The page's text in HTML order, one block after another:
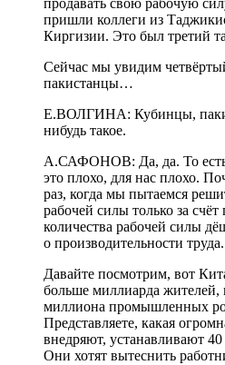
продавать свою рабочую
пришли коллеги из
Киргизии. Это был третий
Сейчас мы увидим
пакистанцы…
Е.ВОЛГИНА: Кубинцы,
нибудь такое.
А.САФОНОВ: Да, да. То
это плохо, для нас плохо.
раз, когда мы пытаемся
рабочей силы только за
количества рабочей силы
о производительности труда.
Давайте посмотрим, вот
больше миллиарда жителей,
миллиона промышленных
Представляете, какая
внедряют, устанавливают
Они хотят вытеснить